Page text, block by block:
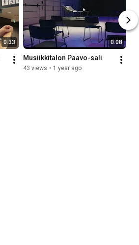
0:33 0:08
Musiikkitalon Paavo-sali
43 views • 1 year ago